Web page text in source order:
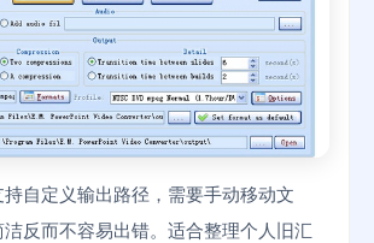
自定义输出路径，需要手动移动文
反而不容易出错。适合整理个人旧汇